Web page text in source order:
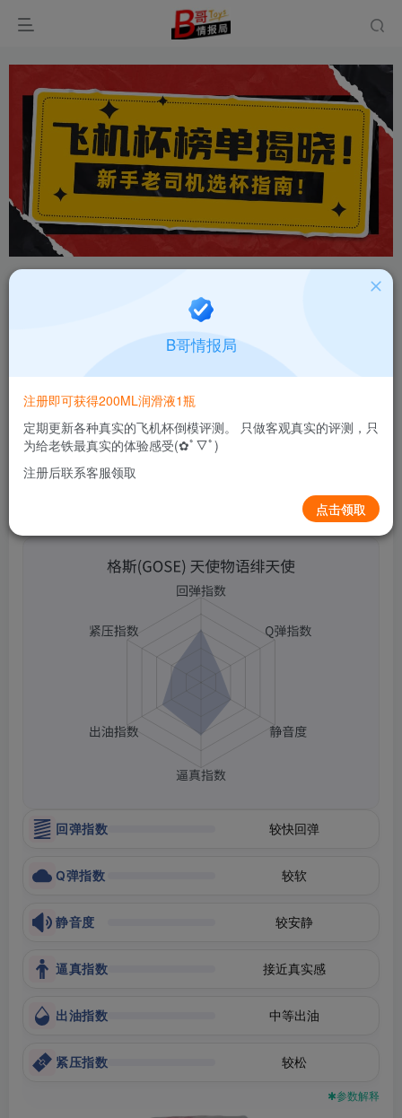
日本GOSE天使物语绯天使高刺激通道飞机杯测评
B哥情报局-产品指南针
2个月前更新
0 139 9
格斯(GOSE) 天使物语绯天使
回弹指数 较快回弹
Q弹指数 较软
静音度 较安静
逼真指数 接近真实感
出油指数 中等出油
紧压指数 较松
✱参数解释
B哥情报局
注册即可获得200ML润滑液1瓶
定期更新各种真实的飞机杯倒模评测。 只做客观真实的评测，只
为给老铁最真实的体验感受(✿ﾟ▽ﾟ)
注册后联系客服领取
点击领取